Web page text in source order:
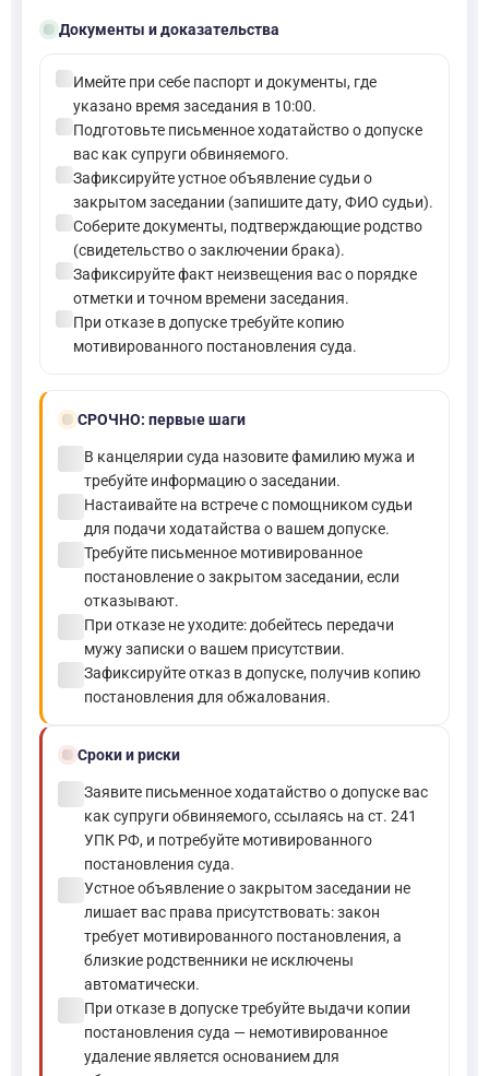
folder_openДокументы и доказательства
Имейте при себе паспорт и документы, где
указано время заседания в 10:00.
Подготовьте письменное ходатайство о допуске
вас как супруги обвиняемого.
Зафиксируйте устное объявление судьи о
закрытом заседании (запишите дату, ФИО судьи).
Соберите документы, подтверждающие родство
(свидетельство о заключении брака).
Зафиксируйте факт неизвещения вас о порядке
отметки и точном времени заседания.
При отказе в допуске требуйте копию
мотивированного постановления суда.
boltСРОЧНО: первые шаги
В канцелярии суда назовите фамилию мужа и
требуйте информацию о заседании.
Настаивайте на встрече с помощником судьи
для подачи ходатайства о вашем допуске.
Требуйте письменное мотивированное
постановление о закрытом заседании, если
отказывают.
При отказе не уходите: добейтесь передачи
мужу записки о вашем присутствии.
Зафиксируйте отказ в допуске, получив копию
постановления для обжалования.
schedule Сроки и риски
Заявите письменное ходатайство о допуске вас
как супруги обвиняемого, ссылаясь на ст. 241
УПК РФ, и потребуйте мотивированного
постановления суда.
Устное объявление о закрытом заседании не
лишает вас права присутствовать: закон
требует мотивированного постановления, а
близкие родственники не исключены
автоматически.
При отказе в допуске требуйте выдачи копии
постановления суда — немотивированное
удаление является основанием для